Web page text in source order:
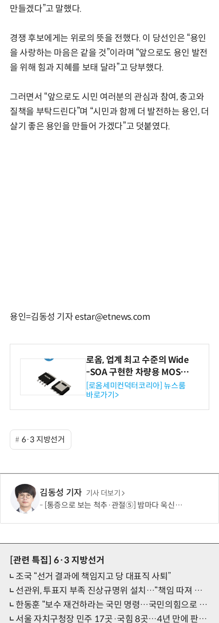
만들겠다”고 말했다.
경쟁 후보에게는 위로의 뜻을 전했다. 이 당선인은 “용인
을 사랑하는 마음은 같을 것”이라며 “앞으로도 용인 발전
을 위해 힘과 지혜를 보태 달라”고 당부했다.
그러면서 “앞으로도 시민 여러분의 관심과 참여, 충고와
질책을 부탁드린다”며 “시민과 함께 더 발전하는 용인, 더
살기 좋은 용인을 만들어 가겠다”고 덧붙였다.
용인=김동성 기자 estar@etnews.com
로옴, 업계 최고 수준의 Wide
-SOA 구현한 차량용 MOSF
ET 개발
[로옴세미컨덕터코리아] 뉴스룸
바로가기>
6·3 지방선거
김동성 기자 기사 더보기
[통증으로 보는 척추·관절⑤] 밤마다 욱신대는 어깨…오십견일까 힘줄 파열일까
[관련 특집] 6·3 지방선거
조국 “선거 결과에 책임지고 당 대표직 사퇴”
선관위, 투표지 부족 진상규명위 설치…“책임 따져 결과 밝히겠다”
한동훈 “보수 재건하라는 국민 명령…국민의힘으로 돌아갈 것”
서울 자치구청장 민주 17곳·국힘 8곳…4년 만에 판세 정반대로